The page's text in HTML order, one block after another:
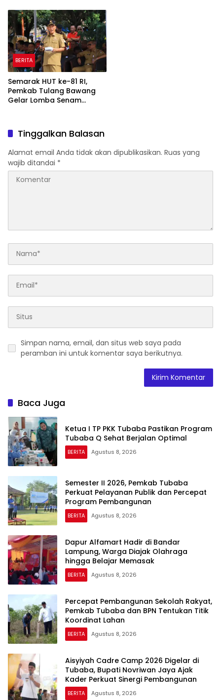
Pembangunan
BERITA
Semarak HUT ke-81 RI,
Pemkab Tulang Bawang
Gelar Lomba Senam
Tinggalkan Balasan
Alamat email Anda tidak akan dipublikasikan. Ruas yang
wajib ditandai *
Simpan nama, email, dan situs web saya pada
peramban ini untuk komentar saya berikutnya.
Baca Juga
Ketua I TP PKK Tubaba Pastikan Program
Tubaba Q Sehat Berjalan Optimal
BERITA Agustus 8, 2026
Semester II 2026, Pemkab Tubaba
Perkuat Pelayanan Publik dan Percepat
Program Pembangunan
BERITA Agustus 8, 2026
Dapur Alfamart Hadir di Bandar
Lampung, Warga Diajak Olahraga
hingga Belajar Memasak
BERITA Agustus 8, 2026
Percepat Pembangunan Sekolah Rakyat,
Pemkab Tubaba dan BPN Tentukan Titik
Koordinat Lahan
BERITA Agustus 8, 2026
Aisyiyah Cadre Camp 2026 Digelar di
Tubaba, Bupati Novriwan Jaya Ajak
Kader Perkuat Sinergi Pembangunan
BERITA Agustus 8, 2026